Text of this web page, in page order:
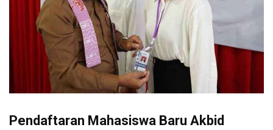
Pendaftaran Mahasiswa Baru Akbid